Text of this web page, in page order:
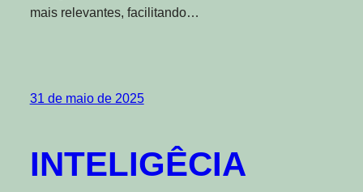
mais relevantes, facilitando…
31 de maio de 2025
INTELIGÊCIA